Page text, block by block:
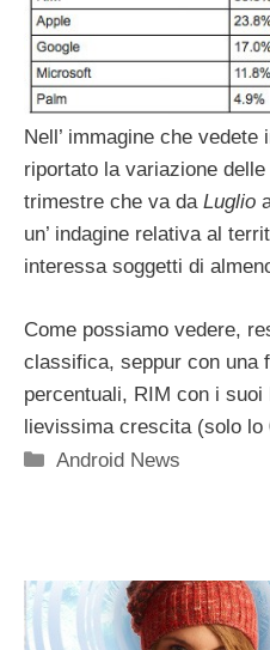
Nell’ immagine che
riportato la variazione
trimestre che va da Luglio
un’ indagine relativa al
interessa soggetti di
Come possiamo vedere,
classifica, seppur con una
percentuali, RIM con i
lievissima crescita (solo lo
Categorie
Android News